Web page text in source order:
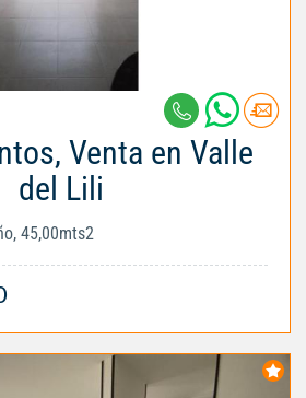
Venta en Valle
del Lili
45,00mts2